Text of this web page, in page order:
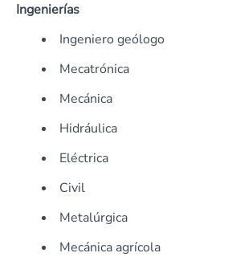
Ingenierías
Ingeniero geólogo
Mecatrónica
Mecánica
Hidráulica
Eléctrica
Civil
Metalúrgica
Mecánica agrícola